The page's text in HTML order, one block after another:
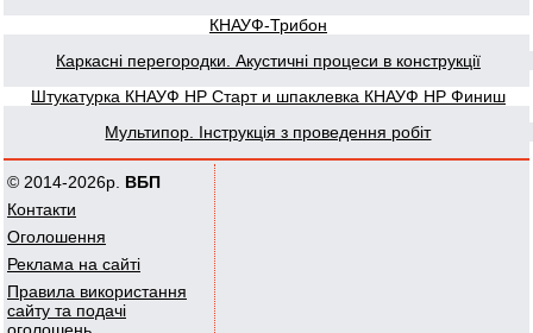
КНАУФ-Трибон
Каркасні перегородки. Акустичні процеси в конструкції
Штукатурка КНАУФ НР Старт и шпаклевка КНАУФ НР Финиш
Мультипор. Інструкція з проведення робіт
© 2014-2026р. ВБП
Контакти
Оголошення
Реклама на сайті
Правила використання
сайту та подачі